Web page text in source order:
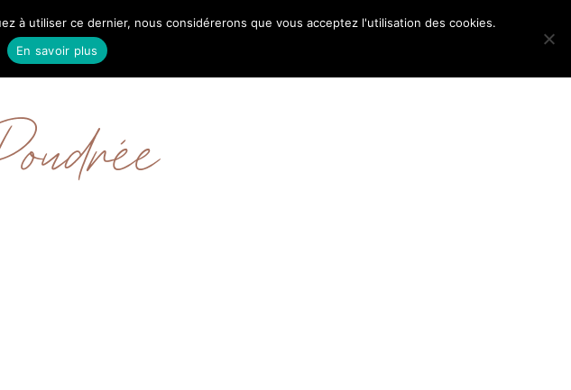
VOYAGES
à utiliser ce dernier, nous considérerons que vous acceptez l'utilisation des cookies.
En savoir plus